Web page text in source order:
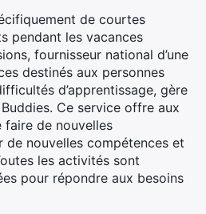
de courtes
pendant les vacances
fournisseur national d’une
destinés aux personnes
d’apprentissage, gère
Ce service offre aux
faire de nouvelles
de nouvelles compétences et
les activités sont
pour répondre aux besoins